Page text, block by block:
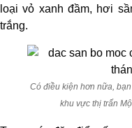
loại vỏ xanh đầm, hơi
trắng.
Có điều kiện hơn nữa,
khu vực thị trấn